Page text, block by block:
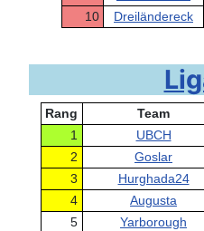
10
Dreiländereck
Rang Team
1
UBCH
2
Goslar
3
Hurghada24
4
Augusta
5
Yarborough